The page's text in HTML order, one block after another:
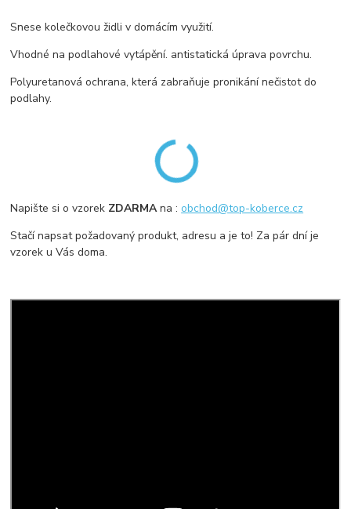
Snese kolečkovou židli v domácím využití.
Vhodné na podlahové vytápění. antistatická úprava povrchu.
Polyuretanová ochrana, která zabraňuje pronikání nečistot do
podlahy.
Napište si o vzorek ZDARMAna :obchod@top-koberce.cz
Stačí napsat požadovaný produkt, adresu a je to! Za pár dní je
vzorek u Vás doma.